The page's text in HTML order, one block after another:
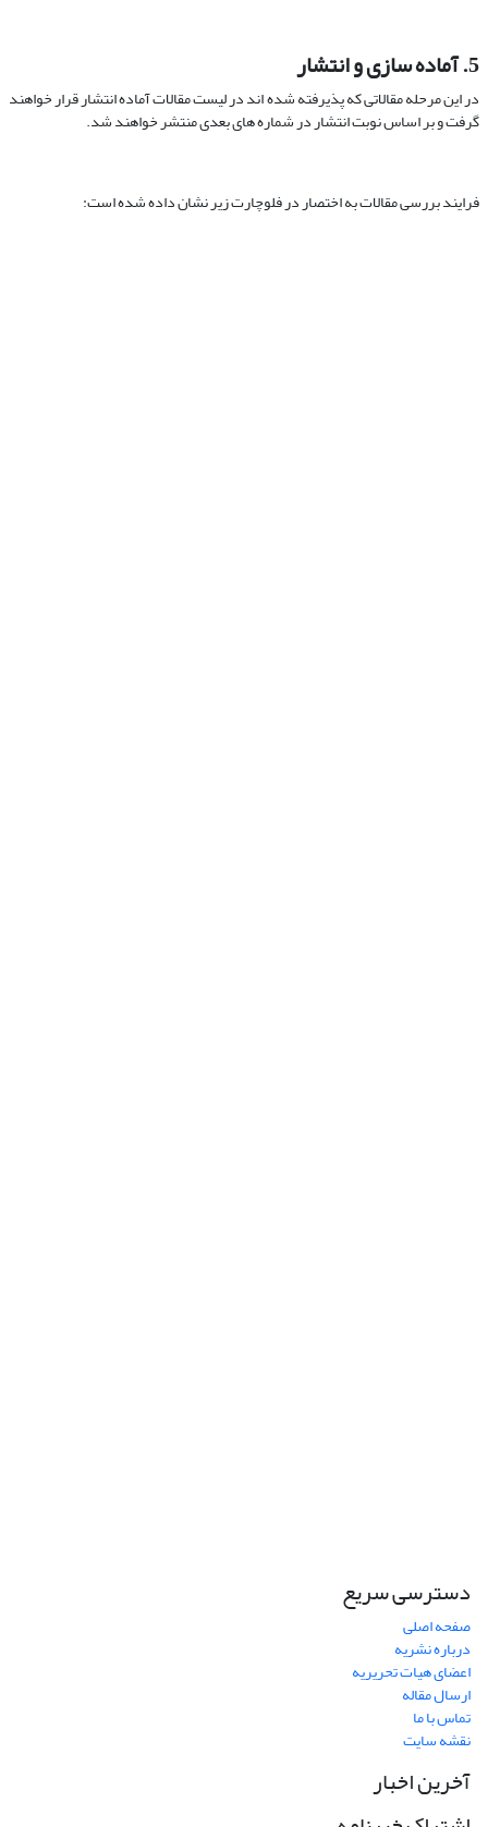
5. آماده سازی و انتشار
در این مرحله مقالاتی که پذیرفته شده اند در لیست مقالات آماده انتشار قرار خواهند
گرفت و بر اساس نوبت انتشار در شماره های بعدی منتشر خواهند شد.
فرایند بررسی مقالات به اختصار در فلوچارت زیر نشان داده شده است:
دسترسی سریع
صفحه اصلی
درباره نشریه
اعضای هیات تحریریه
ارسال مقاله
تماس با ما
نقشه سایت
آخرین اخبار